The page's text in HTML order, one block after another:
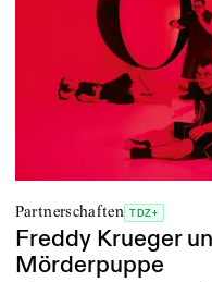
Partnerschaften TDZ+
Freddy Krueger
Mörderpuppe